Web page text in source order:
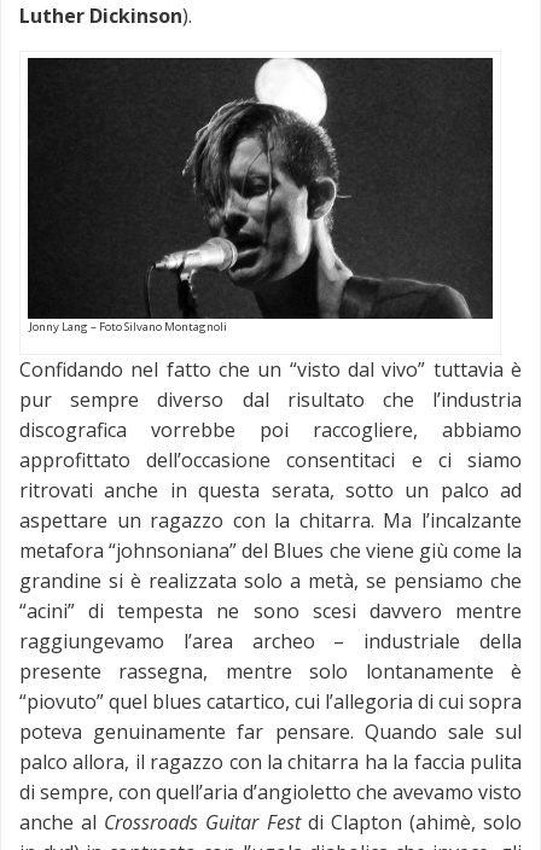
Luther Dickinson).
Jonny Lang – Foto Silvano Montagnoli
Confidando nel fatto che un “visto dal vivo” tuttavia è
pur sempre diverso dal risultato che l’industria
discografica vorrebbe poi raccogliere, abbiamo
approfittato dell’occasione consentitaci e ci siamo
ritrovati anche in questa serata, sotto un palco ad
aspettare un ragazzo con la chitarra. Ma l’incalzante
metafora “johnsoniana” del Blues che viene giù come la
grandine si è realizzata solo a metà, se pensiamo che
“acini” di tempesta ne sono scesi davvero mentre
raggiungevamo l’area archeo – industriale della
presente rassegna, mentre solo lontanamente è
“piovuto” quel blues catartico, cui l’allegoria di cui sopra
poteva genuinamente far pensare. Quando sale sul
palco allora, il ragazzo con la chitarra ha la faccia pulita
di sempre, con quell’aria d’angioletto che avevamo visto
anche al Crossroads Guitar Festdi Clapton (ahimè, solo